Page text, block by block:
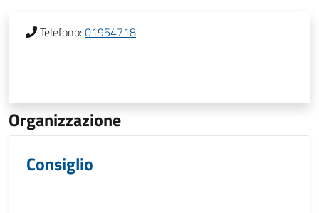
Telefono:01954718
Organizzazione
Consiglio